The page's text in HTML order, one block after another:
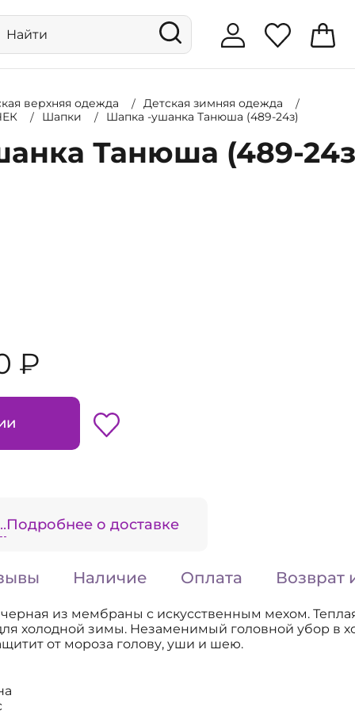
верхняя одежда
Детская зимняя одежда
Шапки Шапка -ушанка Танюша (489-24з)
Танюша (489-
₽
Подробнее о доставке
Наличие Оплата Возврат
из мембраны с искусственным мехом.
холодной зимы. Незаменимый головной убор в
от мороза голову, уши и шею.